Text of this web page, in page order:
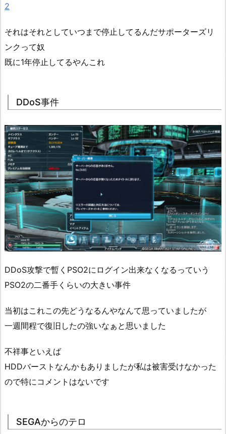
2
それはそれとしていつまで停止してるんだサポーターズリ
ンクって奴
既に1年停止してるやんこれ
DDoS事件
DDoS攻撃で暫くPSO2にログイン出来なくなるっていう
PSO2の二番手くらいの大きい事件
当初はこれこの先どうなるんやなんて思っていましたが
一週間程で復旧したの強いなぁと思いました
不祥事といえば
HDDバーストなんかもありましたが私は被害受けなかった
ので特にコメントはないです
SEGAからのテロ